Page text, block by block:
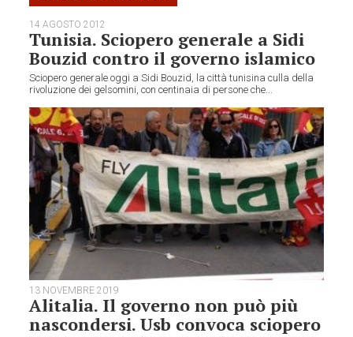
14 AGOSTO 2012
Tunisia. Sciopero generale a Sidi
Bouzid contro il governo islamico
Sciopero generale oggi a Sidi Bouzid, la città tunisina culla della
rivoluzione dei gelsomini, con centinaia di persone che...
13 NOVEMBRE 2019
Alitalia. Il governo non può più
nascondersi. Usb convoca sciopero